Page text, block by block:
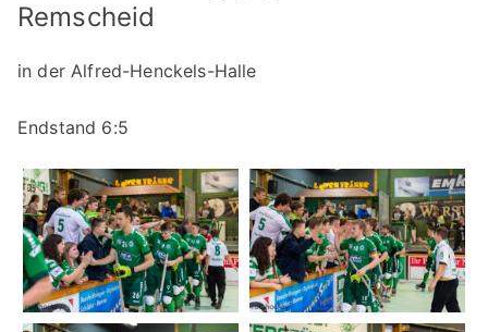
Remscheid
in der Alfred-Henckels-Halle
Endstand 6:5